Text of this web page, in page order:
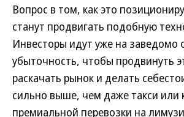
Вопрос в том, как это
станут продвигать подобную
Инвесторы идут уже на заведомо
убыточность, чтобы продвинуть
раскачать рынок и делать
сильно выше, чем даже такси или
премиальной перевозки на